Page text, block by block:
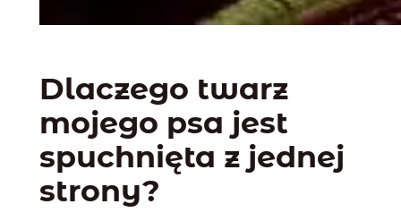
Dlaczego twarz
mojego psa jest
spuchnięta z jednej
strony?